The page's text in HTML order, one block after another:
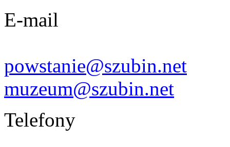
E-mail
powstanie@szubin.net
muzeum@szubin.net
Telefony